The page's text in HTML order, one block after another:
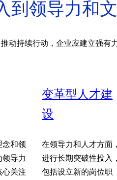
到领导力和
动持续行动，企业应建立强有
变革型人才建
设
念和领
导力
心关注
在领导力和人才方面，
进行长期突破性投入，
包括设立新的岗位职